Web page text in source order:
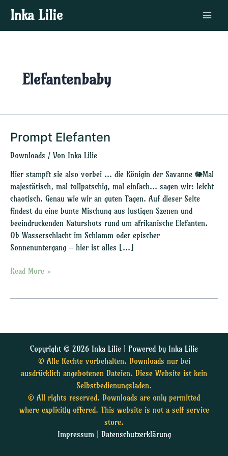
Inhalt
springen
Inka Lilie
Main
Menu
Elefantenbaby
Prompt Elefanten
Downloads / Von Inka Lilie
Hier stampft sie also vorbei … die Königin der Savanne 🐘Mal
majestätisch, mal tollpatschig, mal einfach… sagen wir: leicht
chaotisch. Genau wie wir an guten Tagen. Auf dieser Seite
findest du eine bunte Mischung aus lustigen Szenen und
beeindruckenden Naturshots rund um afrikanische Elefanten.
Ob Wasserschlacht im Schlamm oder epischer
Sonnenuntergang – hier ist alles […]
Prompt
Read More »
Copyright © 2026 Inka Lilie | Powered by Inka Lilie
© Alle Rechte vorbehalten. Downloads nur bei
ausdrücklich angebotenen Dateien. Diese Website ist kein
Selbstbedienungsladen.
© All rights reserved. Downloads are only permitted
where explicitly offered. This website is not a self service
store.
Impressum| Datenschutzerklärung